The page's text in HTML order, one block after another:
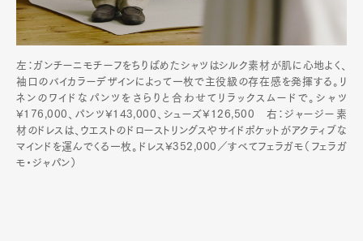
左：ガンチーニモチーフをちりばめたシャツはシルク素材が肌に心地よく、
袖口のバイカラーデザインによって一枚で主役級の存在感を発揮する。リ
ネンのワイドなパンツをさらりと合わせてリラックスムードで。シャツ
¥176,000、パンツ¥143,000、シューズ¥126,500 右：ジャージー素
材のドレスは、ウエストのドローストリングスやサイドポケットがアクティブな
マインドを運んでくる一枚。ドレス¥352,000／すべてフェラガモ（フェラガ
モ・ジャパン）